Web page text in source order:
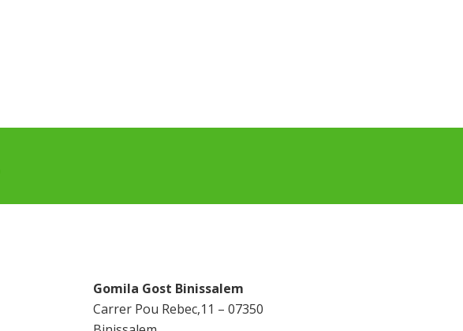
Gomila Gost Binissalem
Carrer Pou Rebec,11 – 07350